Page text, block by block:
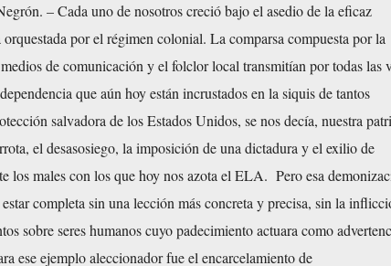
. – Cada uno de nosotros creció bajo el asedio de la eficaz
por el régimen colonial. La comparsa compuesta por la
de comunicación y el folclor local transmitían por todas las
que aún hoy están incrustados en la siquis de tantos
salvadora de los Estados Unidos, se nos decía, nuestra
el desasosiego, la imposición de una dictadura y el exilio de
los males con los que hoy nos azota el ELA. Pero esa
completa sin una lección más concreta y precisa, sin la
sobre seres humanos cuyo padecimiento actuara como
ese ejemplo aleccionador fue el encarcelamiento de